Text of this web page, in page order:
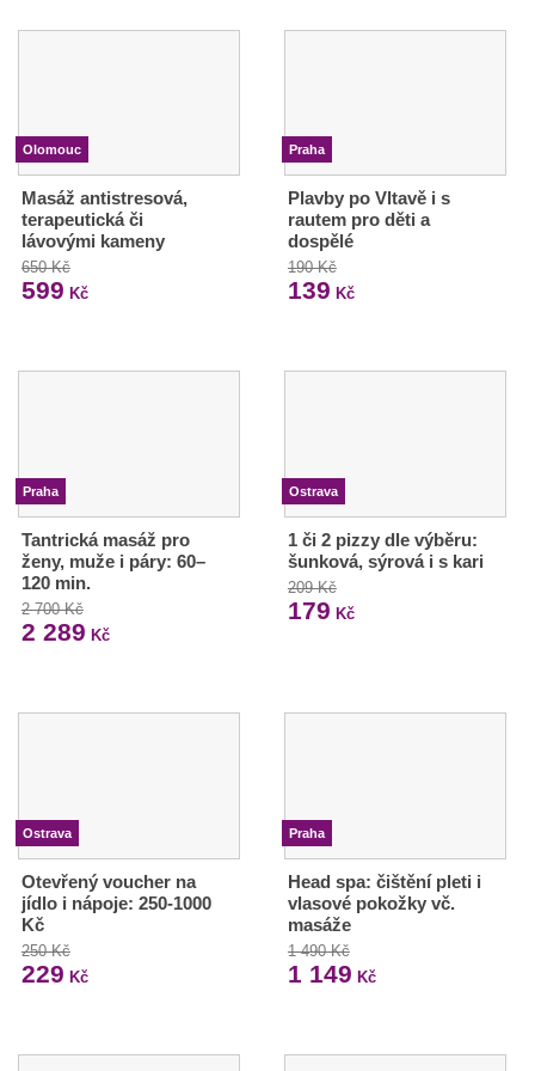
Olomouc
Masáž antistresová,
terapeutická či
lávovými kameny
650 Kč
599 Kč
Praha
Plavby po Vltavě i s
rautem pro děti a
dospělé
190 Kč
139 Kč
Praha
Tantrická masáž pro
ženy, muže i páry: 60–
120 min.
2 700 Kč
2 289 Kč
Ostrava
1 či 2 pizzy dle výběru:
šunková, sýrová i s kari
209 Kč
179 Kč
Ostrava
Otevřený voucher na
jídlo i nápoje: 250-1000
Kč
250 Kč
229 Kč
Praha
Head spa: čištění pleti i
vlasové pokožky vč.
masáže
1 490 Kč
1 149 Kč